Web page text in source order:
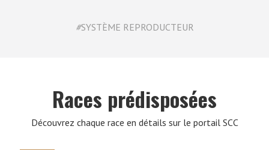
#SYSTÈME REPRODUCTEUR
Races prédisposées
Découvrez chaque race en détails sur le portail SCC